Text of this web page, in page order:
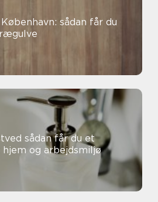
sådan får du
du et
og arbejdsmiljø